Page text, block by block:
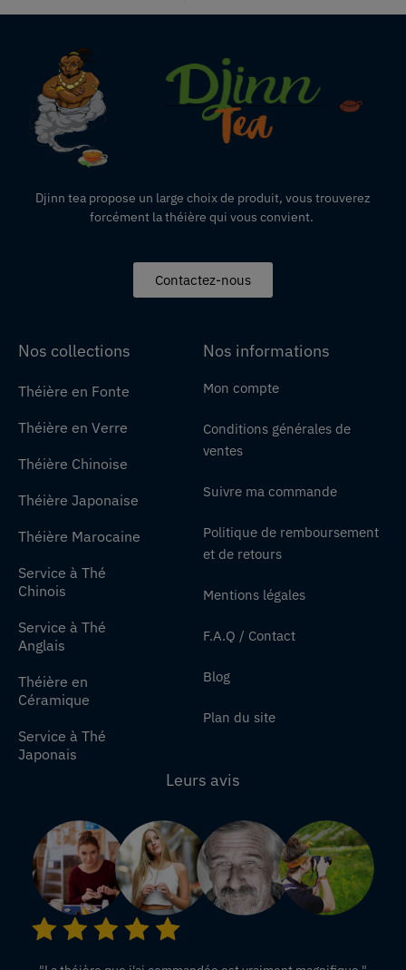
Djinn tea propose un large choix de produit, vous trouverez
forcément la théière qui vous convient.
Contactez-nous
Nos collections
Théière en Fonte
Théière en Verre
Théière Chinoise
Théière Japonaise
Théière Marocaine
Service à Thé
Chinois
Service à Thé
Anglais
Théière en
Céramique
Service à Thé
Japonais
Nos informations
Mon compte
Conditions générales de
ventes
Suivre ma commande
Politique de remboursement
et de retours
Mentions légales
F.A.Q / Contact
Blog
Plan du site
Leurs avis